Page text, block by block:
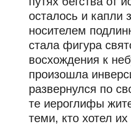
осталось и капли
носителем
стала фигура
восхождения к
произошла
развернулся по
те иероглифы
теми, кто хотел